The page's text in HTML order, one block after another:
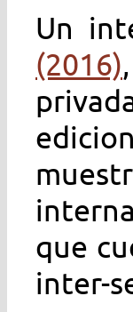
Un
(2016)
que
inter-